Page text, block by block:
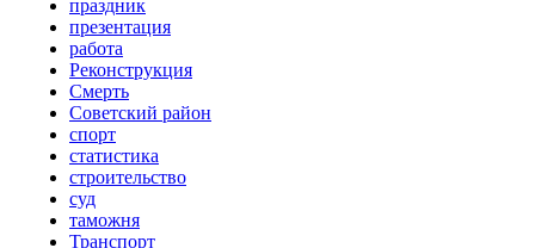
праздник
презентация
работа
Реконструкция
Смерть
Советский район
спорт
статистика
строительство
суд
таможня
Транспорт